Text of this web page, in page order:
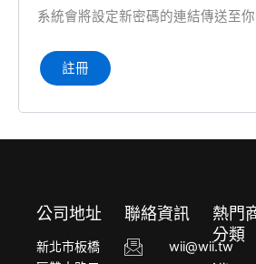
系統會將設定新密碼的連結傳送至
註冊
公司地址
新北市板橋
聯絡資訊
wii@wii.tw
熱門
分類